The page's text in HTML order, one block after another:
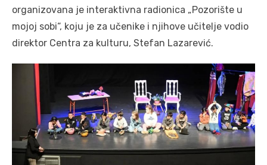
organizovana je interaktivna radionica „Pozorište u
mojoj sobi“, koju je za učenike i njihove učitelje vodio
direktor Centra za kulturu, Stefan Lazarević.